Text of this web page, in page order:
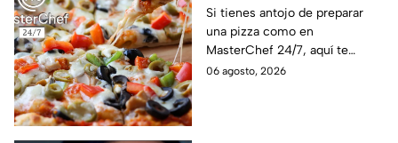
quesos para preparar
pizza en casa?
Si tienes antojo de preparar
una pizza como en
MasterChef 24/7, aquí te
contamos todo lo que debes
06 agosto, 2026